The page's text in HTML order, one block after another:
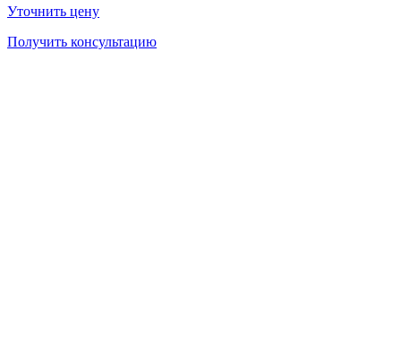
Уточнить цену
Получить консультацию